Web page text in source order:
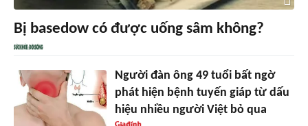
Bị basedow có được uống sâm không?
Người đàn ông 49 tuổi bất ngờ
phát hiện bệnh tuyến giáp từ dấu
hiệu nhiều người Việt bỏ qua